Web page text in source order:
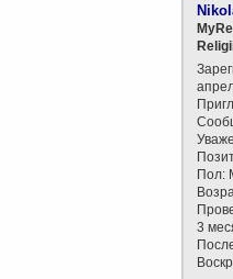
Пол:
3